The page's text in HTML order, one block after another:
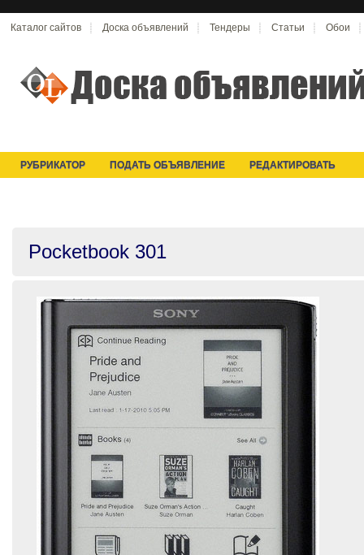
Каталог сайтов Доска объявлений Тендеры Статьи Обои
РУБРИКАТОР ПОДАТЬ ОБЪЯВЛЕНИЕ РЕДАКТИРОВАТЬ
Pocketbook 301